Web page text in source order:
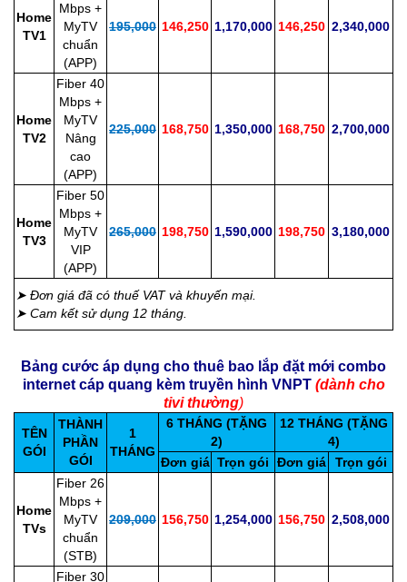
Home
TV1
Mbps +
MyTV
chuẩn
(APP)
195,000 146,250 1,170,000 146,250 2,340,000
Home
TV2
Fiber 40
Mbps +
MyTV
Nâng
cao
(APP)
225,000 168,750 1,350,000 168,750 2,700,000
Home
TV3
Fiber 50
Mbps +
MyTV
VIP
(APP)
265,000 198,750 1,590,000 198,750 3,180,000
➤ Đơn giá đã có thuế VAT và khuyến mại.
➤ Cam kết sử dụng 12 tháng.
Bảng cước áp dụng cho thuê bao lắp đặt mới combo
internet cáp quang kèm truyền hình VNPT (dành cho
tivi thường)
TÊN
GÓI
THÀNH
PHẦN
GÓI
1
THÁNG
6 THÁNG (TẶNG
2)
12 THÁNG (TẶNG
4)
Đơn giá Trọn gói Đơn giá Trọn gói
Home
TVs
Fiber 26
Mbps +
MyTV
chuẩn
(STB)
209,000 156,750 1,254,000 156,750 2,508,000
Fiber 30